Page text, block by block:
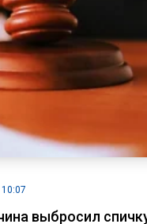
выбросил